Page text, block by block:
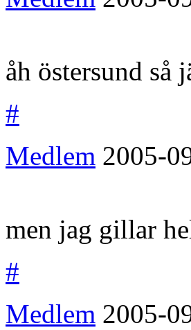
åh östersund så
#
Medlem 2005-
men jag gillar
#
Medlem 2005-